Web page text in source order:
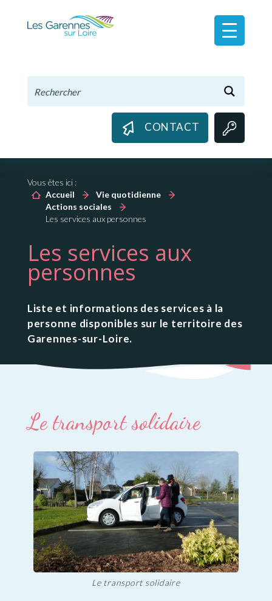
CONTACT
Vous êtes ici :
Accueil
Vie quotidienne
Actions sociales
Les services aux personnes
Les services aux
personnes
Liste et informations des services à la
personne disponibles sur le territoire des
Garennes-sur-Loire.
Le transport solidaire
Le transport solidaire